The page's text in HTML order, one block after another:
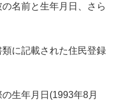
名前と生年月日、さら
に記載された住民登録
生年月日(1993年8月